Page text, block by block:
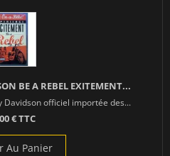
BE A REBEL EXITEMENT...
officiel importée des...
€ TTC
Au Panier